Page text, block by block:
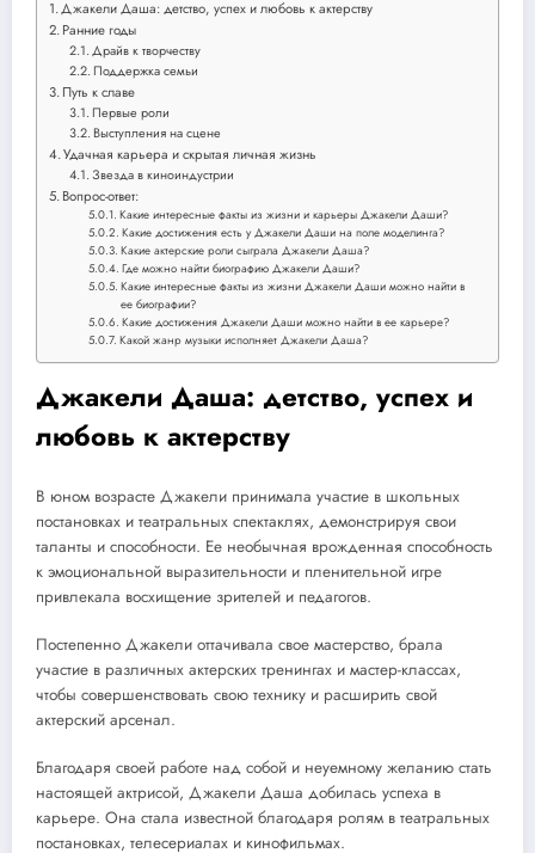
Джакели Даша: детство, успех и любовь к актерству
Ранние годы
Драйв к творчеству
Поддержка семьи
Путь к славе
Первые роли
Выступления на сцене
Удачная карьера и скрытая личная жизнь
Звезда в киноиндустрии
Вопрос-ответ:
Какие интересные факты из жизни и карьеры Джакели Даши?
Какие достижения есть у Джакели Даши на поле моделинга?
Какие актерские роли сыграла Джакели Даша?
Где можно найти биографию Джакели Даши?
Какие интересные факты из жизни Джакели Даши можно найти в
ее биографии?
Какие достижения Джакели Даши можно найти в ее карьере?
Какой жанр музыки исполняет Джакели Даша?
Джакели Даша: детство, успех и
любовь к актерству
В юном возрасте Джакели принимала участие в школьных
постановках и театральных спектаклях, демонстрируя свои
таланты и способности. Ее необычная врожденная способность
к эмоциональной выразительности и пленительной игре
привлекала восхищение зрителей и педагогов.
Постепенно Джакели оттачивала свое мастерство, брала
участие в различных актерских тренингах и мастер-классах,
чтобы совершенствовать свою технику и расширить свой
актерский арсенал.
Благодаря своей работе над собой и неуемному желанию стать
настоящей актрисой, Джакели Даша добилась успеха в
карьере. Она стала известной благодаря ролям в театральных
постановках, телесериалах и кинофильмах.